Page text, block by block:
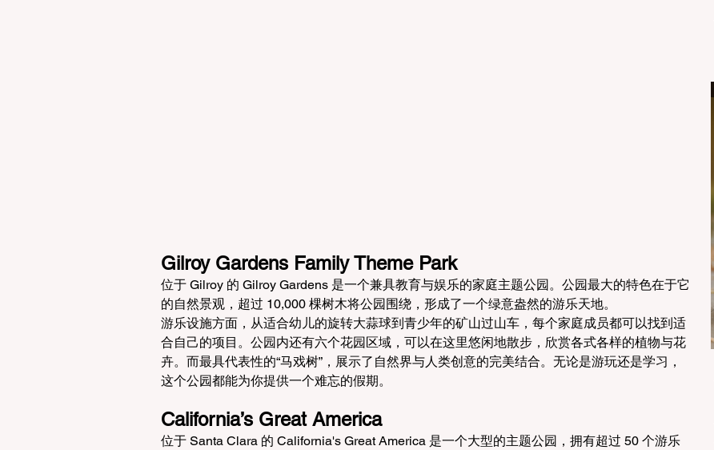
Gilroy Gardens Family Theme Park
位于 Gilroy 的 Gilroy Gardens 是一个兼具教育与娱乐的家庭主题公园。公园最大的特色在于它
的自然景观，超过 10,000 棵树木将公园围绕，形成了一个绿意盎然的游乐天地。
游乐设施方面，从适合幼儿的旋转大蒜球到青少年的矿山过山车，每个家庭成员都可以找到适
合自己的项目。公园内还有六个花园区域，可以在这里悠闲地散步，欣赏各式各样的植物与花
卉。而最具代表性的“马戏树”，展示了自然界与人类创意的完美结合。无论是游玩还是学习，
这个公园都能为你提供一个难忘的假期。
California’s Great America
位于 Santa Clara 的 California's Great America 是一个大型的主题公园，拥有超过 50 个游乐